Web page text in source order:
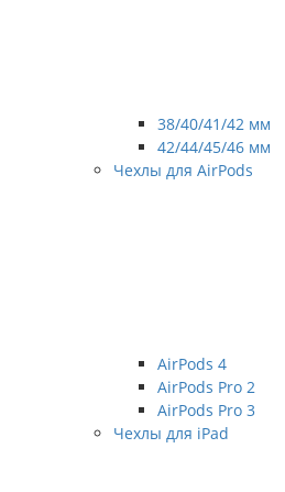
38/40/41/42 мм
42/44/45/46 мм
Чехлы для AirPods
AirPods 4
AirPods Pro 2
AirPods Pro 3
Чехлы для iPad